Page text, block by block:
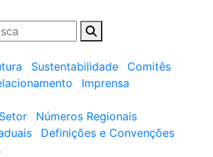
Sustentabilidade
Comitês
Imprensa
Números Regionais
Definições e Convenções